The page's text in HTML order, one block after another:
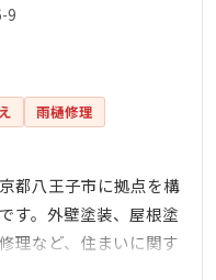
9
雨樋修理
都八王子市に拠点を構
す。外壁塗装、屋根塗
理など、住まいに関す
創業から1年で100棟